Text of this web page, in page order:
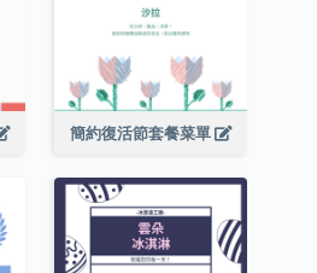
簡約復活節套餐菜單